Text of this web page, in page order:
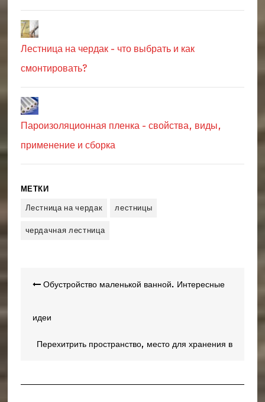
Лестница на чердак - что выбрать и как
смонтировать?
Пароизоляционная пленка - свойства, виды,
применение и сборка
МЕТКИ
Лестница на чердак
лестницы
чердачная лестница
Навигация
записям
Обустройство маленькой ванной. Интересные
идеи
Перехитрить пространство, место для хранения в